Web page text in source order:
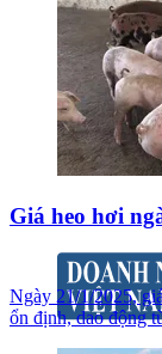
Giá heo hơi
Ngày 21/1/2025,
ổn định, dao động